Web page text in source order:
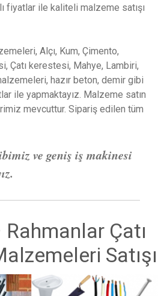
fiyatlar ile kaliteli malzeme satışı
Alçı, Kum, Çimento,
Çatı kerestesi, Mahye, Lambiri,
hazır beton, demir gibi
ile yapmaktayız. Malzeme satın
mevcuttur. Sipariş edilen tüm
ve geniş iş makinesi
Çatı
Satışı